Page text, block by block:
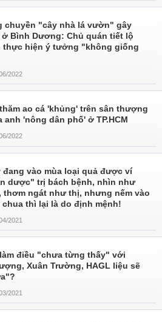
chuyền "cây nhà lá vườn" gây
ở Bình Dương: Chủ quán tiết lộ
thực hiện ý tưởng "không giống
2022
ao cá 'khủng' trên sân thượng
anh 'nông dân phố' ở TP.HCM
2022
đang vào mùa loại quả được ví
dược" trị bách bệnh, nhìn như
thơm ngát như thị, nhưng nếm vào
chua thì lại là do định mệnh!
2021
điều "chưa từng thấy" với
Xuân Trường, HAGL liệu sẽ
2021